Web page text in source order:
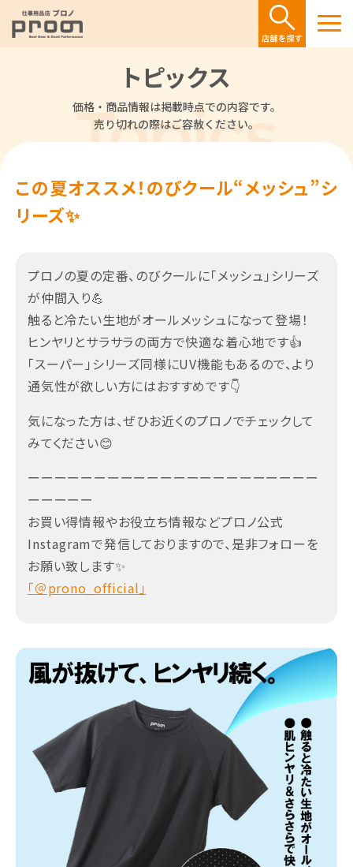
トピックス
価格・商品情報は掲載時点での内容です。
売り切れの際はご容赦ください。
この夏オススメ！のびクール“メッシュ”シ
リーズ✨
プロノの夏の定番、のびクールに「メッシュ」シリーズ
が仲間入り💪
触ると冷たい生地がオールメッシュになって登場！
ヒンヤリとサラサラの両方で快適な着心地です👍
「スーパー」シリーズ同様にUV機能もあるので、より
通気性が欲しい方にはおすすめです👇
気になった方は、ぜひお近くのプロノでチェックして
みてください😊
ーーーーーーーーーーーーーーーーーーーーーー
ーーーーー
お買い得情報やお役立ち情報などプロノ公式
Instagramで発信しておりますので、是非フォローを
お願い致します✨
「＠prono_official」